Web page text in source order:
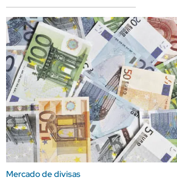
Mercado de divisas